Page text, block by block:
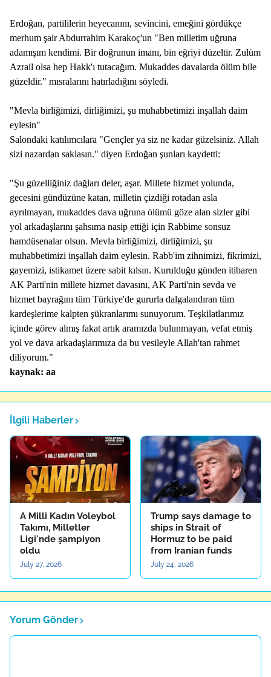
Erdoğan, partililerin heyecanını, sevincini, emeğini gördükçe
merhum şair Abdurrahim Karakoç'un "Ben milletim uğruna
adamışım kendimi. Bir doğrunun imanı, bin eğriyi düzeltir. Zulüm
Azrail olsa hep Hakk'ı tutacağım. Mukaddes davalarda ölüm bile
güzeldir." mısralarını hatırladığını söyledi.
"Mevla birliğimizi, dirliğimizi, şu muhabbetimizi inşallah daim
eylesin"
Salondaki katılımcılara "Gençler ya siz ne kadar güzelsiniz. Allah
sizi nazardan saklasın." diyen Erdoğan şunları kaydetti:
"Şu güzelliğiniz dağları deler, aşar. Millete hizmet yolunda,
gecesini gündüzüne katan, milletin çizdiği rotadan asla
ayrılmayan, mukaddes dava uğruna ölümü göze alan sizler gibi
yol arkadaşlarını şahsıma nasip ettiği için Rabbime sonsuz
hamdüsenalar olsun. Mevla birliğimizi, dirliğimizi, şu
muhabbetimizi inşallah daim eylesin. Rabb'im zihnimizi, fikrimizi,
gayemizi, istikamet üzere sabit kılsın. Kurulduğu günden itibaren
AK Parti'nin millete hizmet davasını, AK Parti'nin sevda ve
hizmet bayrağını tüm Türkiye'de gururla dalgalandıran tüm
kardeşlerime kalpten şükranlarımı sunuyorum. Teşkilatlarımız
içinde görev almış fakat artık aramızda bulunmayan, vefat etmiş
yol ve dava arkadaşlarımıza da bu vesileyle Allah'tan rahmet
diliyorum."
kaynak: aa
İlgili Haberler
A Milli Kadın Voleybol
Takımı, Milletler
Ligi'nde şampiyon
oldu
July 27, 2026
Trump says damage to
ships in Strait of
Hormuz to be paid
from Iranian funds
July 24, 2026
Yorum Gönder